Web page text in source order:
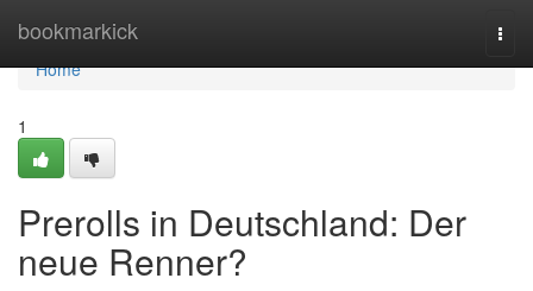
bookmarkick
Home
Home
1
Prerolls in Deutschland: Der
neue Renner?